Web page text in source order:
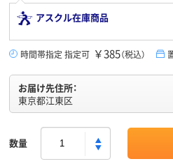
アスクル在庫商品
時間帯指定 指定可 ￥385（税込）
お届け先住所：
東京都江東区
数量